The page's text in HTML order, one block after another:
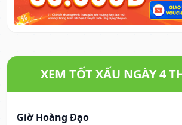
XEM TỐT XẤU NGÀY 4
Giờ Hoàng Đạo